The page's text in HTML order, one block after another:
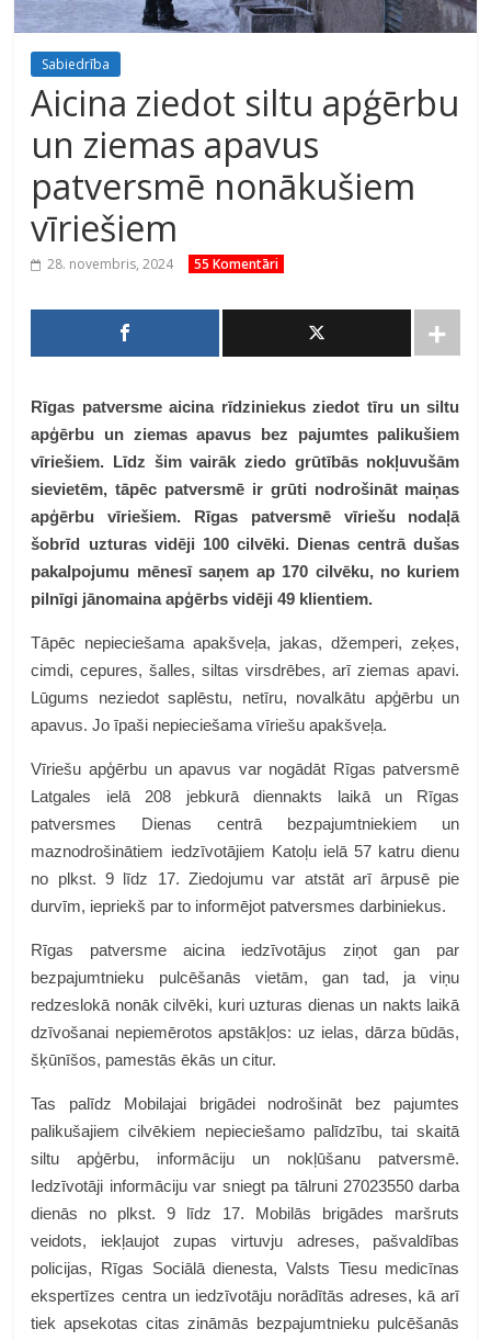
Sabiedrība
Aicina ziedot siltu apģērbu
un ziemas apavus
patversmē nonākušiem
vīriešiem
28. novembris, 2024 55 Komentāri
Rīgas patversme aicina rīdziniekus ziedot tīru un siltu
apģērbu un ziemas apavus bez pajumtes palikušiem
vīriešiem. Līdz šim vairāk ziedo grūtībās nokļuvušām
sievietēm, tāpēc patversmē ir grūti nodrošināt maiņas
apģērbu vīriešiem. Rīgas patversmē vīriešu nodaļā
šobrīd uzturas vidēji 100 cilvēki. Dienas centrā dušas
pakalpojumu mēnesī saņem ap 170 cilvēku, no kuriem
pilnīgi jānomaina apģērbs vidēji 49 klientiem.
Tāpēc nepieciešama apakšveļa, jakas, džemperi, zeķes,
cimdi, cepures, šalles, siltas virsdrēbes, arī ziemas apavi.
Lūgums neziedot saplēstu, netīru, novalkātu apģērbu un
apavus. Jo īpaši nepieciešama vīriešu apakšveļa.
Vīriešu apģērbu un apavus var nogādāt Rīgas patversmē
Latgales ielā 208 jebkurā diennakts laikā un Rīgas
patversmes Dienas centrā bezpajumtniekiem un
maznodrošinātiem iedzīvotājiem Katoļu ielā 57 katru dienu
no plkst. 9 līdz 17. Ziedojumu var atstāt arī ārpusē pie
durvīm, iepriekš par to informējot patversmes darbiniekus.
Rīgas patversme aicina iedzīvotājus ziņot gan par
bezpajumtnieku pulcēšanās vietām, gan tad, ja viņu
redzeslokā nonāk cilvēki, kuri uzturas dienas un nakts laikā
dzīvošanai nepiemērotos apstākļos: uz ielas, dārza būdās,
šķūnīšos, pamestās ēkās un citur.
Tas palīdz Mobilajai brigādei nodrošināt bez pajumtes
palikušajiem cilvēkiem nepieciešamo palīdzību, tai skaitā
siltu apģērbu, informāciju un nokļūšanu patversmē.
Iedzīvotāji informāciju var sniegt pa tālruni 27023550 darba
dienās no plkst. 9 līdz 17. Mobilās brigādes maršruts
veidots, iekļaujot zupas virtuvju adreses, pašvaldības
policijas, Rīgas Sociālā dienesta, Valsts Tiesu medicīnas
ekspertīzes centra un iedzīvotāju norādītās adreses, kā arī
tiek apsekotas citas zināmās bezpajumtnieku pulcēšanās